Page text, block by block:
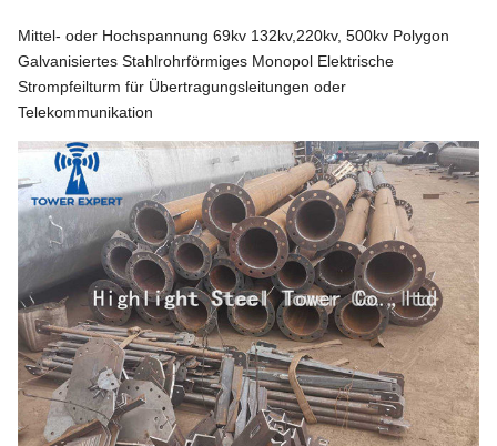
Mittel- oder Hochspannung 69kv 132kv,220kv, 500kv Polygon
Galvanisiertes Stahlrohrförmiges Monopol Elektrische
Strompfeilturm für Übertragungsleitungen oder
Telekommunikation